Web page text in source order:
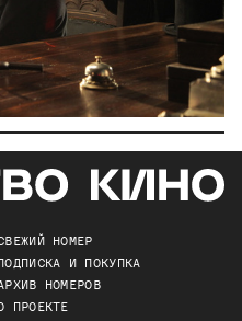
НОМЕР
ПОДПИСКА И ПОКУПКА
НОМЕРОВ
ПРОЕКТЕ